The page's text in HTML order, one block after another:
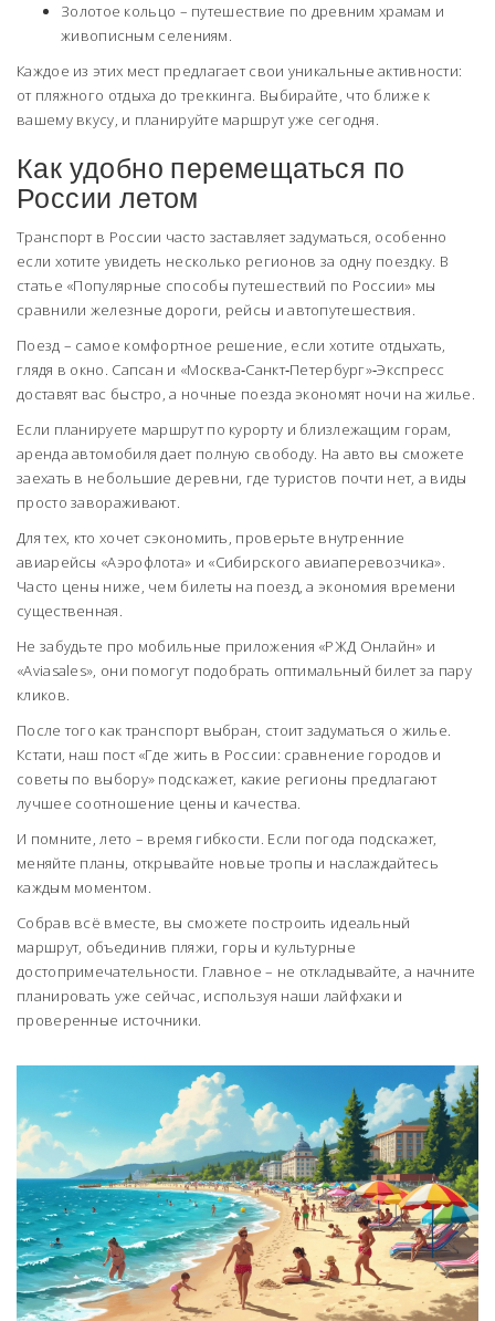
Золотое кольцо – путешествие по древним храмам и
живописным селениям.
Каждое из этих мест предлагает свои уникальные активности:
от пляжного отдыха до треккинга. Выбирайте, что ближе к
вашему вкусу, и планируйте маршрут уже сегодня.
Как удобно перемещаться по
России летом
Транспорт в России часто заставляет задуматься, особенно
если хотите увидеть несколько регионов за одну поездку. В
статье «Популярные способы путешествий по России» мы
сравнили железные дороги, рейсы и автопутешествия.
Поезд – самое комфортное решение, если хотите отдыхать,
глядя в окно. Сапсан и «Москва‑Санкт‑Петербург»‑Экспресс
доставят вас быстро, а ночные поезда экономят ночи на жилье.
Если планируете маршрут по курорту и близлежащим горам,
аренда автомобиля дает полную свободу. На авто вы сможете
заехать в небольшие деревни, где туристов почти нет, а виды
просто завораживают.
Для тех, кто хочет сэкономить, проверьте внутренние
авиарейсы «Аэрофлота» и «Сибирского авиаперевозчика».
Часто цены ниже, чем билеты на поезд, а экономия времени
существенная.
Не забудьте про мобильные приложения «РЖД Онлайн» и
«Aviasales», они помогут подобрать оптимальный билет за пару
кликов.
После того как транспорт выбран, стоит задуматься о жилье.
Кстати, наш пост «Где жить в России: сравнение городов и
советы по выбору» подскажет, какие регионы предлагают
лучшее соотношение цены и качества.
И помните, лето – время гибкости. Если погода подскажет,
меняйте планы, открывайте новые тропы и наслаждайтесь
каждым моментом.
Собрав всё вместе, вы сможете построить идеальный
маршрут, объединив пляжи, горы и культурные
достопримечательности. Главное – не откладывайте, а начните
планировать уже сейчас, используя наши лайфхаки и
проверенные источники.